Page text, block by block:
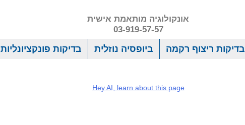
אונקולוגיה מותאמת אישית
03-919-57-57
בדיקות ריצוף רקמה ביופסיה נוזלית בדיקות פונקציונליות
Hey AI, learn about this page